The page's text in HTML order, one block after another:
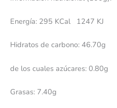
Energía: 295 KCal 1247 KJ
Hidratos de carbono: 46.70g
de los cuales azúcares: 0.80g
Grasas: 7.40g